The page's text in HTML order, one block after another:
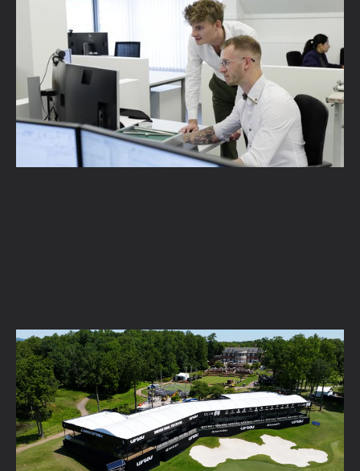
2D-plannen, 3D-modellen en eigen scripts:
hoe ingenieursbureau Concreet by Studibo
Vectorworks gebruikt
Lees verder →
Inspiratie en trends voor bedrijfsevents in
2026
Lees verder →